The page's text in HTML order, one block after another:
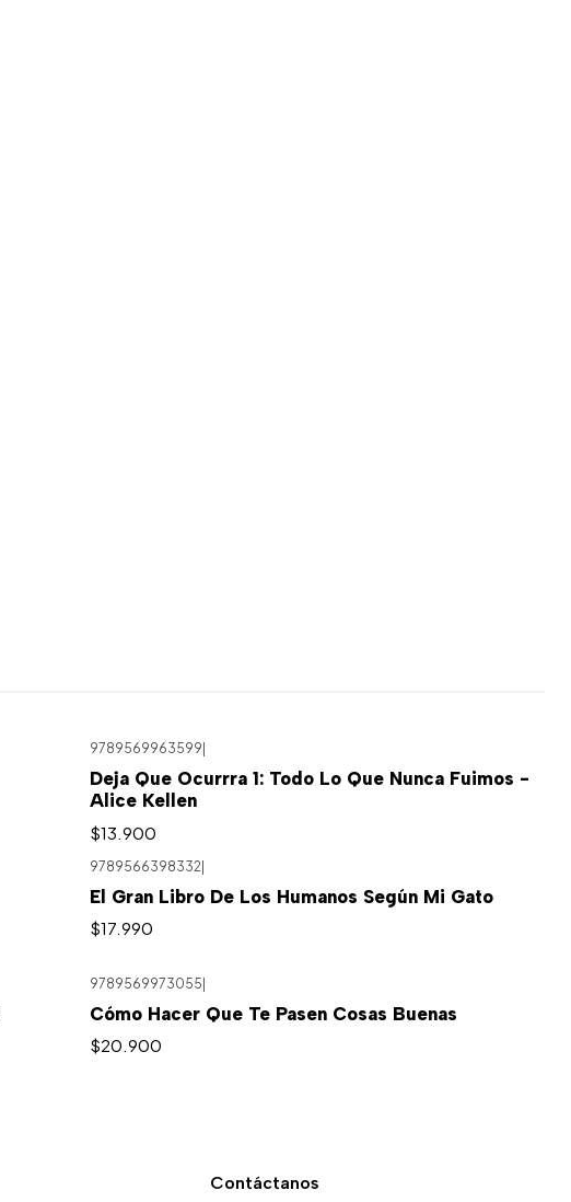
9789569963599
Deja Que Ocurrra 1: Todo Lo Que Nunca Fuimos -
Alice Kellen
$13.900
9789566398332|
El Gran Libro De Los Humanos Según Mi Gato
$17.990
9789569973055
Cómo Hacer Que Te Pasen Cosas Buenas
$20.900
Contáctanos